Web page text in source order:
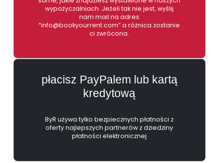
wypożyczalniach. Jeżeli tak nie jest, wyślij
nam mail na adres
“info@bookyourrent.com” a różnica zostanie
ci zwrócona.
płacisz PayPalem lub kartą
kredytową
ByR używa tylko bezpiecznych płatności z
oferty najlepszych partnerów z dziedziny
płatności elektronicznej